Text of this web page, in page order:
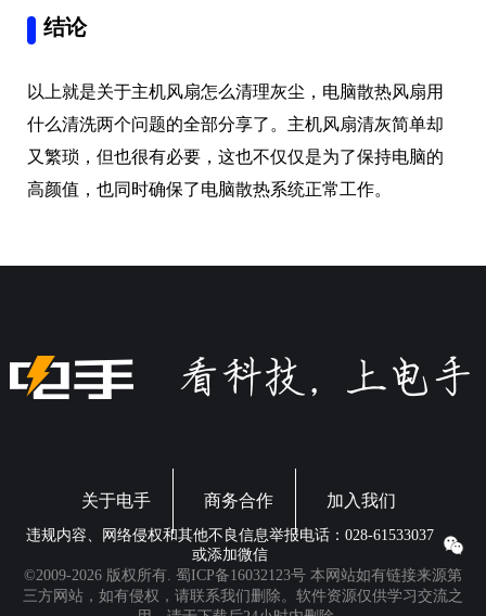
结论
以上就是关于主机风扇怎么清理灰尘，电脑散热风扇用
什么清洗两个问题的全部分享了。主机风扇清灰简单却
又繁琐，但也很有必要，这也不仅仅是为了保持电脑的
高颜值，也同时确保了电脑散热系统正常工作。
关于电手 商务合作 加入我们
违规内容、网络侵权和其他不良信息举报电话：028-61533037
或添加微信
©2009-2026 版权所有. 蜀ICP备16032123号 本网站如有链接来源第
三方网站，如有侵权，请联系我们删除。软件资源仅供学习交流之